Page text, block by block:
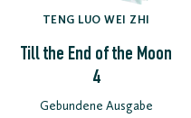
TENG LUO WEI ZHI
Till the End of the Moon
4
Gebundene Ausgabe